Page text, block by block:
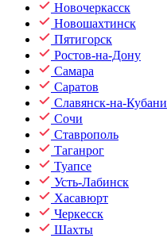
Новочеркасск
Новошахтинск
Пятигорск
Ростов-на-Дону
Самара
Саратов
Славянск-на-Кубани
Сочи
Ставрополь
Таганрог
Туапсе
Усть-Лабинск
Хасавюрт
Черкесск
Шахты